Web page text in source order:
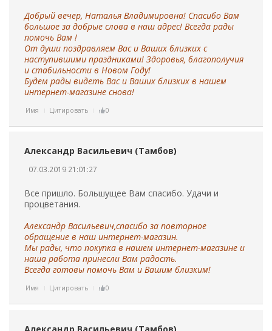
Добрый вечер, Наталья Владимировна! Спасибо Вам
большое за добрые слова в наш адрес! Всегда рады
помочь Вам !
От души поздравляем Вас и Ваших близких с
наступившими праздниками! Здоровья, благополучия
и стабильности в Новом Году!
Будем рады видеть Вас и Ваших близких в нашем
интернет-магазине снова!
Имя Цитировать 0
Александр Васильевич (Тамбов)
07.03.2019 21:01:27
Все пришло. Большущее Вам спасибо. Удачи и
процветания.
Александр Васильевич,спасибо за повторное
обращение в наш интернет-магазин.
Мы рады, что покупка в нашем интернет-магазине и
наша работа принесли Вам радость.
Всегда готовы помочь Вам и Вашим близким!
Имя Цитировать 0
Александр Васильевич (Тамбов)